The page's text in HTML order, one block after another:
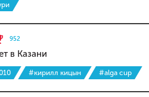
952
в Казани
#кирилл кицын #alga cup